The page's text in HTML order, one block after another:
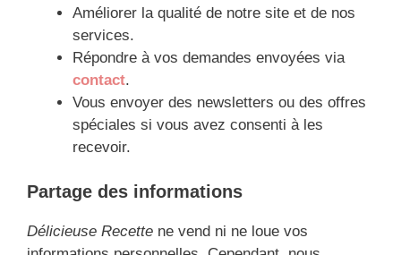
Améliorer la qualité de notre site et de nos
services.
Répondre à vos demandes envoyées via
contact.
Vous envoyer des newsletters ou des offres
spéciales si vous avez consenti à les
recevoir.
Partage des informations
Délicieuse Recette ne vend ni ne loue vos